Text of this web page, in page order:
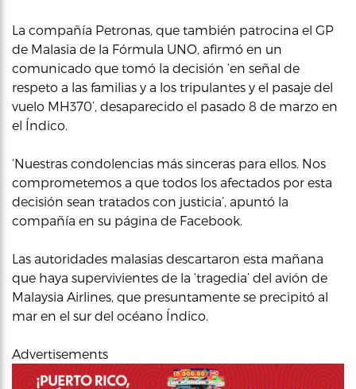
La compañía Petronas, que también patrocina el GP
de Malasia de la Fórmula UNO, afirmó en un
comunicado que tomó la decisión ‘en señal de
respeto a las familias y a los tripulantes y el pasaje del
vuelo MH370’, desaparecido el pasado 8 de marzo en
el Índico.
‘Nuestras condolencias más sinceras para ellos. Nos
comprometemos a que todos los afectados por esta
decisión sean tratados con justicia’, apuntó la
compañía en su página de Facebook.
Las autoridades malasias descartaron esta mañana
que haya supervivientes de la ‘tragedia’ del avión de
Malaysia Airlines, que presuntamente se precipitó al
mar en el sur del océano Índico.
Advertisements